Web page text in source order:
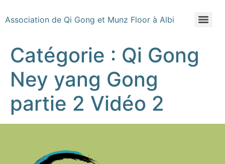
Association de Qi Gong et Munz Floor à Albi
Catégorie : Qi Gong
Ney yang Gong
partie 2 Vidéo 2